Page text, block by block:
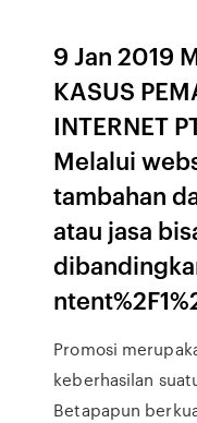
9 Jan 2019
KASUS
INTERNET
Melalui
tambahan
atau jasa
Promosi
keberhasilan
Betapapun